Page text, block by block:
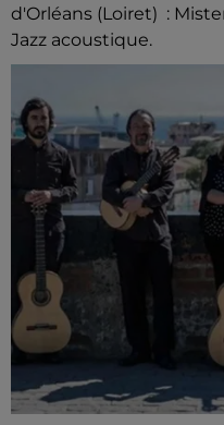
d'Orléans (Loiret) :
Jazz acoustique.